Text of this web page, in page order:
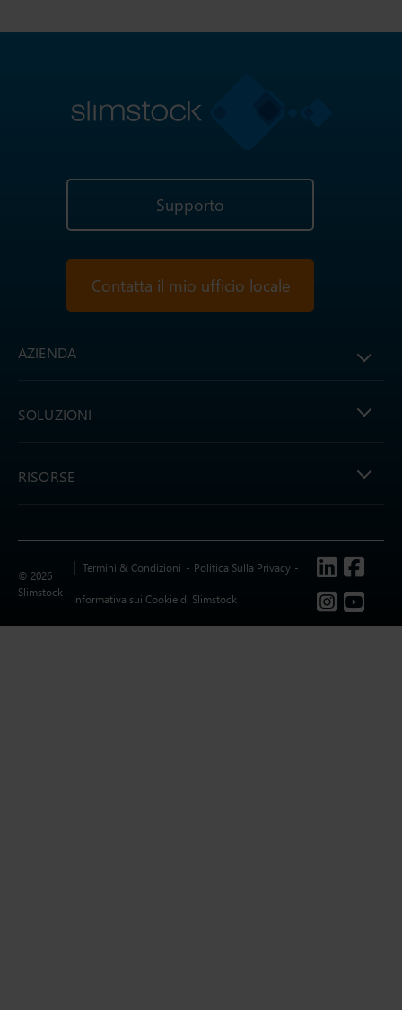
Supporto
Contatta il mio ufficio locale
AZIENDA
SOLUZIONI
RISORSE
© 2026
Slimstock
Termini & Condizioni Politica Sulla Privacy
Informativa sui Cookie di Slimstock
Follow us